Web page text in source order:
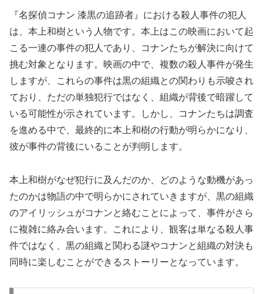
『名探偵コナン 漆黒の追跡者』における殺人事件の犯人
は、本上和樹という人物です。本上はこの映画において起
こる一連の事件の犯人であり、コナンたちが解決に向けて
挑む対象となります。映画の中で、複数の殺人事件が発生
しますが、これらの事件は黒の組織との関わりも示唆され
ており、ただの単独犯行ではなく、組織が背後で暗躍して
いる可能性が示されています。しかし、コナンたちは調査
を進める中で、最終的に本上和樹の行動が明らかになり、
彼が事件の背後にいることが判明します。
本上和樹がなぜ犯行に及んだのか、どのような動機があっ
たのかは物語の中で明らかにされていきますが、黒の組織
のアイリッシュがコナンと絡むことによって、事件がさら
に複雑に絡み合います。これにより、観客は単なる殺人事
件ではなく、黒の組織と関わる謎やコナンと組織の対決も
同時に楽しむことができるストーリーとなっています。